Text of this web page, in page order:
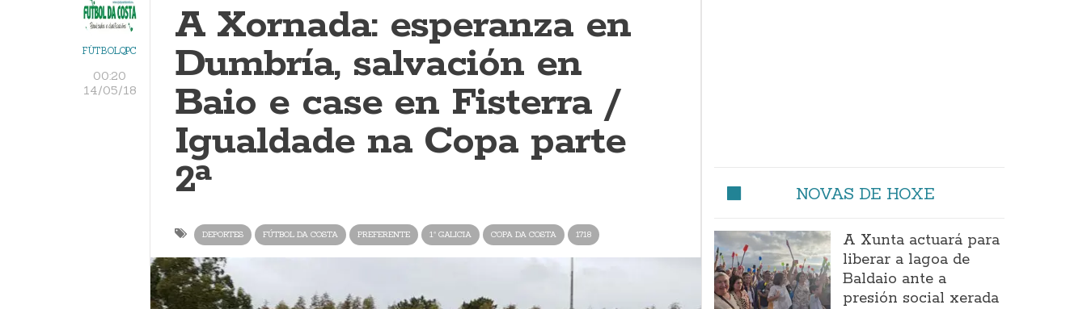
FÚTBOLQPC
00:20
14/05/18
A Xornada: esperanza en
Dumbría, salvación en
Baio e case en Fisterra /
Igualdade na Copa parte
2ª
DEPORTES FÚTBOL DA COSTA PREFERENTE 1ª GALICIA COPA DA COSTA 1718
NOVAS DE HOXE
A Xunta actuará para
liberar a lagoa de
Baldaio ante a
presión social xerada